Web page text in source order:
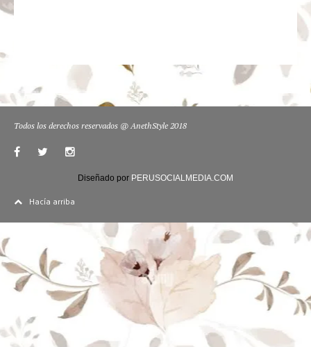
Todos los derechos reservados @ AnethStyle 2018
Diseñado por PERUSOCIALMEDIA.COM
Hacía arriba